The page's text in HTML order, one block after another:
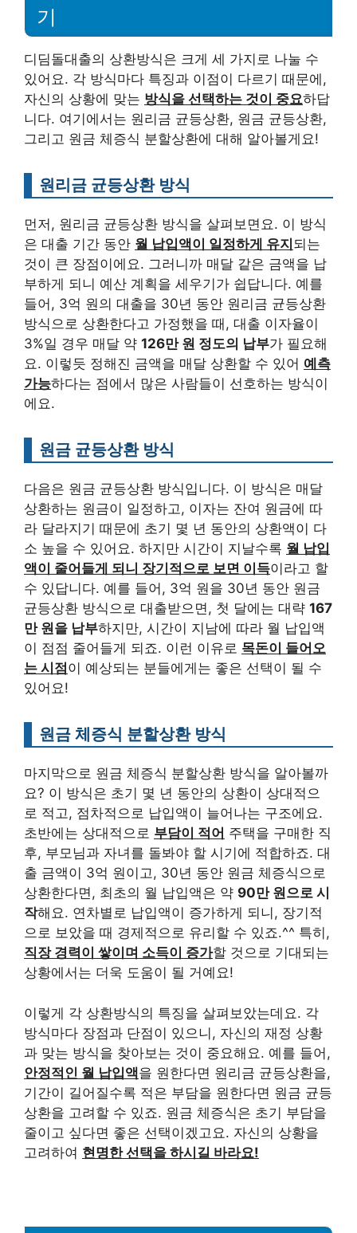
기
디딤돌대출의 상환방식은 크게 세 가지로 나눌 수
있어요. 각 방식마다 특징과 이점이 다르기 때문에,
자신의 상황에 맞는 방식을 선택하는 것이 중요하답
니다. 여기에서는 원리금 균등상환, 원금 균등상환,
그리고 원금 체증식 분할상환에 대해 알아볼게요!
원리금 균등상환 방식
먼저, 원리금 균등상환 방식을 살펴보면요. 이 방식
은 대출 기간 동안 월 납입액이 일정하게 유지 되는
것이 큰 장점이에요. 그러니까 매달 같은 금액을 납
부하게 되니 예산 계획을 세우기가 쉽답니다. 예를
들어, 3억 원의 대출을 30년 동안 원리금 균등상환
방식으로 상환한다고 가정했을 때, 대출 이자율이
3%일 경우 매달 약 126만 원 정도의 납부가 필요해
요. 이렇듯 정해진 금액을 매달 상환할 수 있어 예측
가능하다는 점에서 많은 사람들이 선호하는 방식이
에요.
원금 균등상환 방식
다음은 원금 균등상환 방식입니다. 이 방식은 매달
상환하는 원금이 일정하고, 이자는 잔여 원금에 따
라 달라지기 때문에 초기 몇 년 동안의 상환액이 다
소 높을 수 있어요. 하지만 시간이 지날수록 월 납입
액이 줄어들게 되니 장기적으로 보면 이득이라고 할
수 있답니다. 예를 들어, 3억 원을 30년 동안 원금
균등상환 방식으로 대출받으면, 첫 달에는 대략 167
만 원을 납부하지만, 시간이 지남에 따라 월 납입액
이 점점 줄어들게 되죠. 이런 이유로 목돈이 들어오
는 시점 이 예상되는 분들에게는 좋은 선택이 될 수
있어요!
원금 체증식 분할상환 방식
마지막으로 원금 체증식 분할상환 방식을 알아볼까
요? 이 방식은 초기 몇 년 동안의 상환이 상대적으
로 적고, 점차적으로 납입액이 늘어나는 구조에요.
초반에는 상대적으로 부담이 적어 주택을 구매한 직
후, 부모님과 자녀를 돌봐야 할 시기에 적합하죠. 대
출 금액이 3억 원이고, 30년 동안 원금 체증식으로
상환한다면, 최초의 월 납입액은 약 90만 원으로 시
작해요. 연차별로 납입액이 증가하게 되니, 장기적
으로 보았을 때 경제적으로 유리할 수 있죠.^^ 특히,
직장 경력이 쌓이며 소득이 증가할 것으로 기대되는
상황에서는 더욱 도움이 될 거예요!
이렇게 각 상환방식의 특징을 살펴보았는데요. 각
방식마다 장점과 단점이 있으니, 자신의 재정 상황
과 맞는 방식을 찾아보는 것이 중요해요. 예를 들어,
안정적인 월 납입액을 원한다면 원리금 균등상환을,
기간이 길어질수록 적은 부담을 원한다면 원금 균등
상환을 고려할 수 있죠. 원금 체증식은 초기 부담을
줄이고 싶다면 좋은 선택이겠고요. 자신의 상황을
고려하여 현명한 선택을 하시길 바라요!